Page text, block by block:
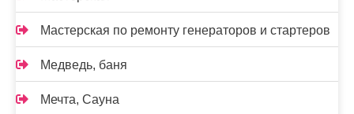
Мастерская по ремонту генераторов и стартеров
Медведь, баня
Мечта, Сауна